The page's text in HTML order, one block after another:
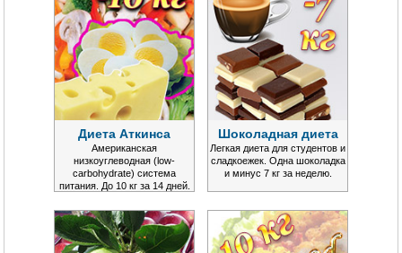
Диета Аткинса
Американская
низкоуглеводная (low-
carbohydrate) система
питания. До 10 кг за 14 дней.
Шоколадная диета
Легкая диета для студентов и
сладкоежек. Одна шоколадка
и минус 7 кг за неделю.